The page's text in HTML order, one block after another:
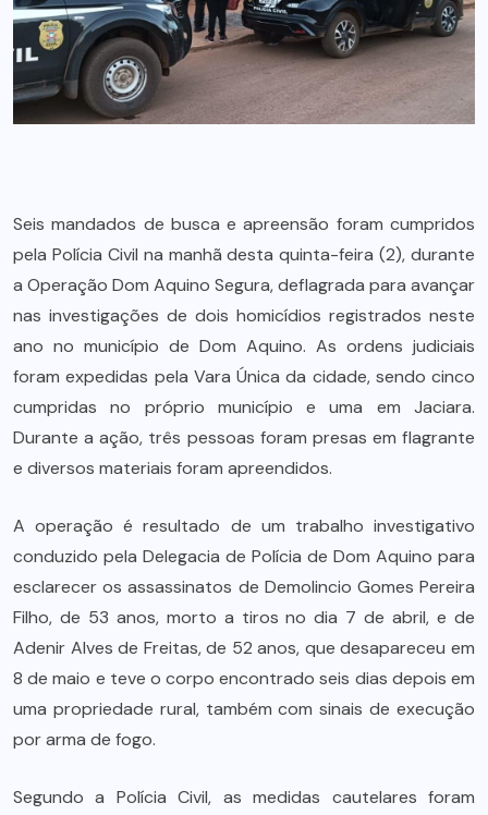
Seis mandados de busca e apreensão foram cumpridos
pela Polícia Civil na manhã desta quinta-feira (2), durante
a Operação Dom Aquino Segura, deflagrada para avançar
nas investigações de dois homicídios registrados neste
ano no município de Dom Aquino. As ordens judiciais
foram expedidas pela Vara Única da cidade, sendo cinco
cumpridas no próprio município e uma em Jaciara.
Durante a ação, três pessoas foram presas em flagrante
e diversos materiais foram apreendidos.
A operação é resultado de um trabalho investigativo
conduzido pela Delegacia de Polícia de Dom Aquino para
esclarecer os assassinatos de Demolincio Gomes Pereira
Filho, de 53 anos, morto a tiros no dia 7 de abril, e de
Adenir Alves de Freitas, de 52 anos, que desapareceu em
8 de maio e teve o corpo encontrado seis dias depois em
uma propriedade rural, também com sinais de execução
por arma de fogo.
Segundo a Polícia Civil, as medidas cautelares foram